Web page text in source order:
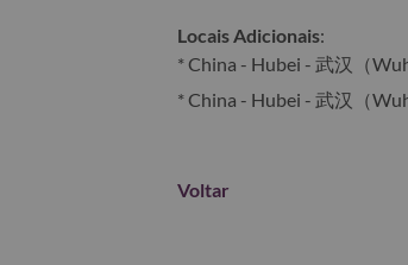
Locais Adicionais:
* China - Hubei - 武汉（
* China - Hubei - 武汉（
Voltar